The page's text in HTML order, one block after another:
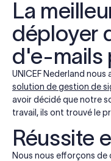
La
déployer
d'e-mails
UNICEF Nederland
solution de gestion de
avoir décidé que notre
travail, ils ont trouvé le
Réussite
Nous nous efforçons de